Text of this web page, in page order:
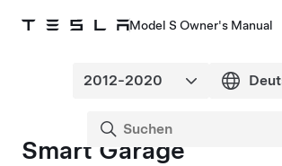
Model S Owner's Manual
Smart Garage